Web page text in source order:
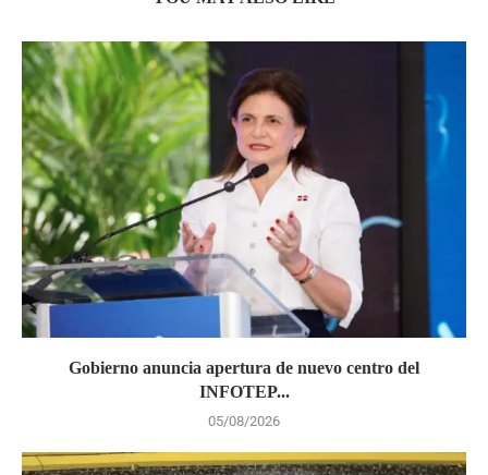
Gobierno anuncia apertura de nuevo centro del
INFOTEP...
05/08/2026